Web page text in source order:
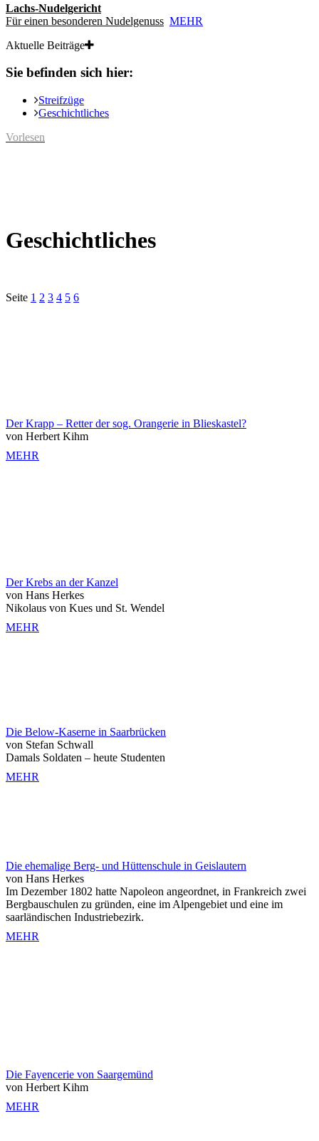
Lachs-Nudelgericht
Für einen besonderen Nudelgenuss MEHR
Aktuelle Beiträge
Sie befinden sich hier:
Streifzüge
Geschichtliches
Vorlesen
Geschichtliches
Seite 1 2 3 4 5 6
Der Krapp – Retter der sog. Orangerie in Blieskastel?
von Herbert Kihm
MEHR
Der Krebs an der Kanzel
von Hans Herkes
Nikolaus von Kues und St. Wendel
MEHR
Die Below-Kaserne in Saarbrücken
von Stefan Schwall
Damals Soldaten ‒ heute Studenten
MEHR
Die ehemalige Berg- und Hüttenschule in Geislautern
von Hans Herkes
Im Dezember 1802 hatte Napoleon angeordnet, in Frankreich zwei
Bergbauschulen zu gründen, eine im Alpengebiet und eine im
saarländischen Industriebezirk.
MEHR
Die Fayencerie von Saargemünd
von Herbert Kihm
MEHR